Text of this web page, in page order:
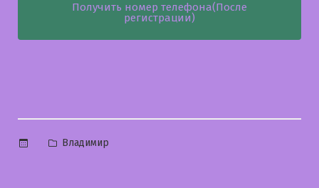
Получить номер телефона(После
регистрации)
Опубликовано
Владимир